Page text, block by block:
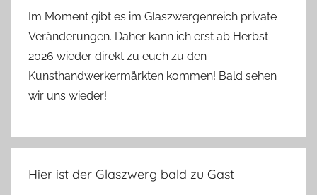
Im Moment gibt es im Glaszwergenreich private
Veränderungen. Daher kann ich erst ab Herbst
2026 wieder direkt zu euch zu den
Kunsthandwerkermärkten kommen! Bald sehen
wir uns wieder!
Hier ist der Glaszwerg bald zu Gast